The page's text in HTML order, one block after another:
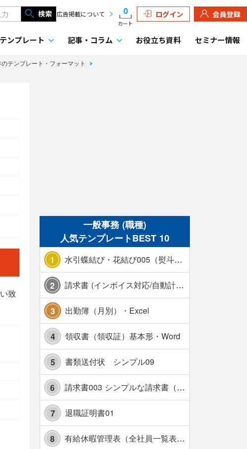
検索 広告掲載について 0
カート
ログイン 会員登録
テンプレート 記事・ コラム お役立ち資料 セミナー情報
テンプレート・フォーマット
致
一般事務 (職種)
人気テンプレートBEST 10
1 水引蝶結び・花結び005（熨斗あり）
2 請求書 (インボイス対応/自動計算/A4 縦) カラー 使い方解説あり
3 出勤簿（月別）・Excel
4 領収書（領収証）基本形・Word
5 書類送付状 シンプル09
6 請求書003 シンプルな請求書（消費税10％対応）
7 退職証明書01
8 有給休暇管理表（全社員一覧表版）・横【見本付き】